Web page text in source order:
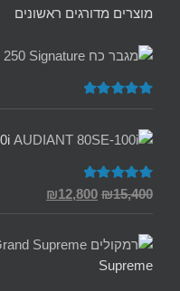
מוצרים מדורגים ראשונים
דורג5.00
דורג5.00
₪15,400
המחיר
המקורי
₪15,400.
₪12,800
הנוכחי
Supreme